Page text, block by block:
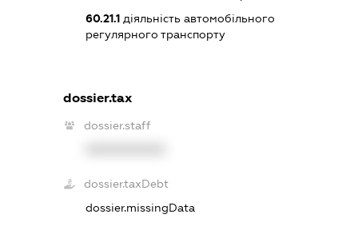
60.21.1 діяльність автомобільного
регулярного транспорту
dossier.tax
dossier.staff
dossier.taxDebt
dossier.missingData